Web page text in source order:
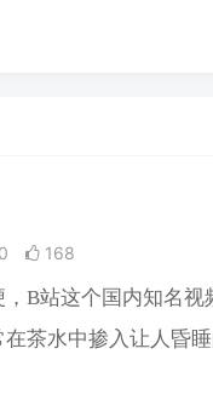
0 168
B站这个国内知名视
茶水中掺入让人昏